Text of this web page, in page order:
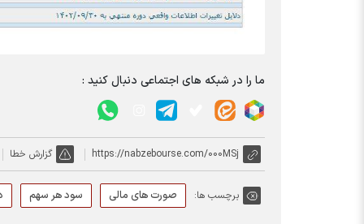
ما را در شبکه های اجتماعی دنبال کنید :
https://nabzebourse.com/000MSj گزارش خطا
برچسب ها: صورت های مالی سود هر سهم